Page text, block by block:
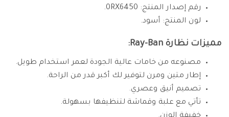
رقم إصدار المنتج: 0RX6450.
لون المنتج: أسود.
مميزات نظارة Ray-Ban:
مصنوعه من خامات عالية الجودة لعمر استخدام طويل.
إطار متين ومرن لتوفير لك أكبر قدر من الراحة.
تصميم أنيق وعصري.
تأتي مع علبة وقماشة لتنظيفها بسهولة.